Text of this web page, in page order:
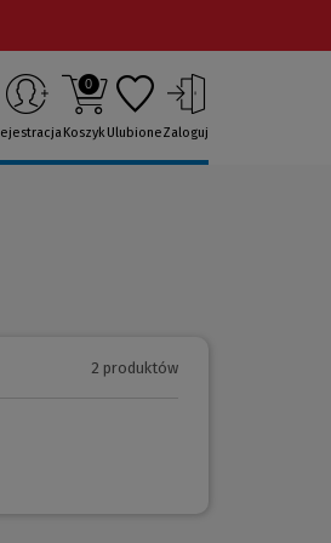
0
KoszykUlubioneZaloguj
2 produktów